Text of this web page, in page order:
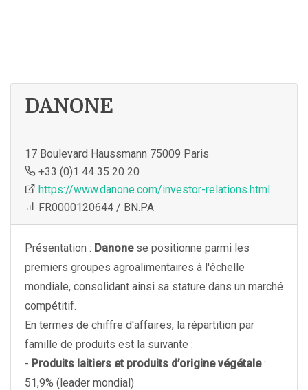
DANONE
17 Boulevard Haussmann 75009 Paris
+33 (0)1 44 35 20 20
https://www.danone.com/investor-relations.html
FR0000120644 / BN.PA
Présentation : Danonese positionne parmi les
premiers groupes agroalimentaires à l'échelle
mondiale, consolidant ainsi sa stature dans un marché
compétitif.
En termes de chiffre d'affaires, la répartition par
famille de produits est la suivante :
- Produits laitiers et produits d’origine végétale:
51,9% (leader mondial)